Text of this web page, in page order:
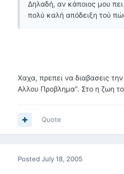
Δηλαδή, αν κάποιος μου
πολύ καλή απόδειξη τού
Χαχα, πρεπει να διαβασεις
Αλλου Προβλημα". Στο η ζωη
Quote
Posted July 18, 2005